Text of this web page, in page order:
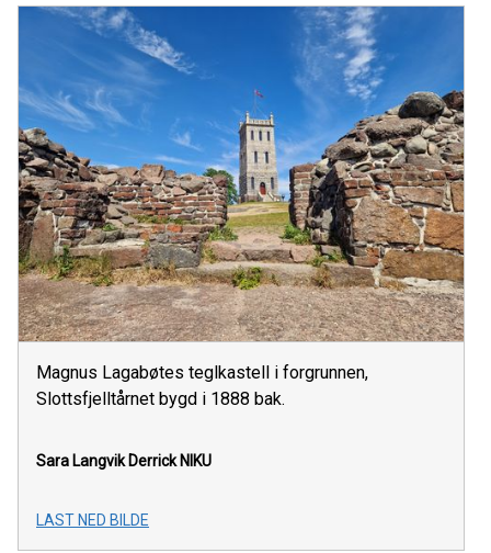
Magnus Lagabøtes teglkastell i forgrunnen,
Slottsfjelltårnet bygd i 1888 bak.
Sara Langvik DerrickNIKU
LAST NED BILDE